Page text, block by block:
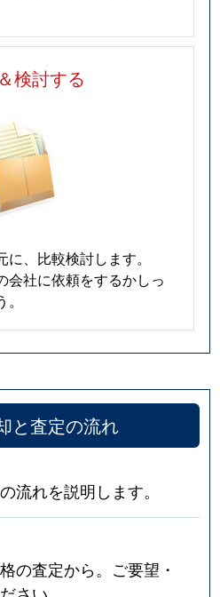
検討する
、比較検討します。
会社に依頼をするかしっ
と査定の流れ
流れを説明します。
の査定から。ご要望・
さい。